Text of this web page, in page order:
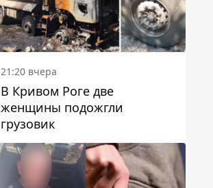
21:20 вчера
В Кривом Роге две
женщины подожгли
грузовик